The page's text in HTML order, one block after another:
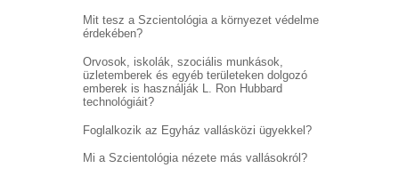
Mit tesz a Szcientológia a környezet védelme
érdekében?
Orvosok, iskolák, szociális munkások,
üzletemberek és egyéb területeken dolgozó
emberek is használják L. Ron Hubbard
technológiáit?
Foglalkozik az Egyház vallásközi ügyekkel?
Mi a Szcientológia nézete más vallásokról?